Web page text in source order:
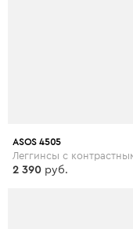
ASOS 4505
2 390 руб.